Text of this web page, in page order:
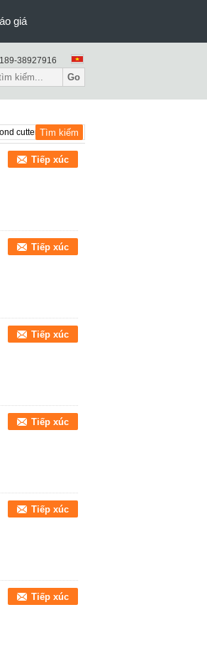
giá
38927916
Go
Tiếp xúc
Tiếp xúc
Tiếp xúc
Tiếp xúc
Tiếp xúc
Tiếp xúc